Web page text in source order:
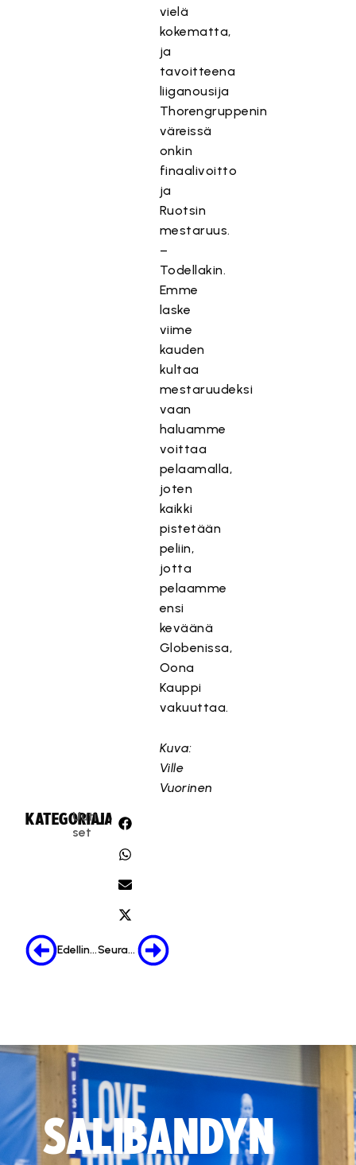
vielä
kokematta,
ja
tavoitteena
liiganousija
Thorengruppenin
väreissä
onkin
finaalivoitto
ja
Ruotsin
mestaruus.
–
Todellakin.
Emme
laske
viime
kauden
kultaa
mestaruudeksi
vaan
haluamme
voittaa
pelaamalla,
joten
kaikki
pistetään
peliin,
jotta
pelaamme
ensi
keväänä
Globenissa,
Oona
Kauppi
vakuuttaa.
Kuva:
Ville
Vuorinen
KATEGORIA:
Uuti
set
JAA:
Edellinen Seuraava
SALIBANDYN